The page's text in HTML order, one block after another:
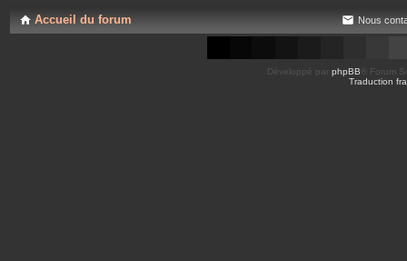
Accueil du forum Nous
Développé par phpBB ® Forum
Traduction